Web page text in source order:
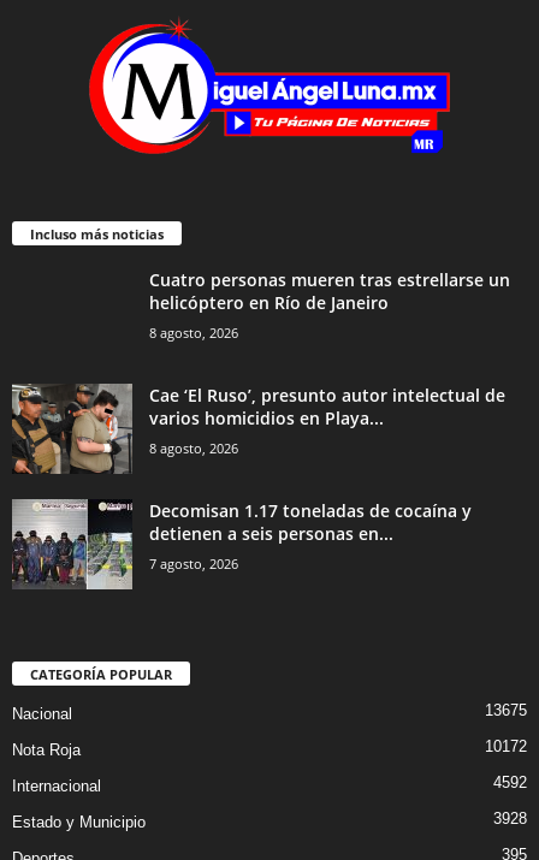
Incluso más noticias
Cuatro personas mueren tras estrellarse un
helicóptero en Río de Janeiro
8 agosto, 2026
Cae ‘El Ruso’, presunto autor intelectual de
varios homicidios en Playa...
8 agosto, 2026
Decomisan 1.17 toneladas de cocaína y
detienen a seis personas en...
7 agosto, 2026
CATEGORÍA POPULAR
Nacional 13675
Nota Roja 10172
Internacional 4592
Estado y Municipio 3928
395